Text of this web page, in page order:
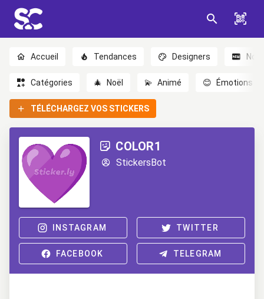
Accueil Tendances Designers
Catégories 🎄 Noël 💫 Animé 😊 Émotions
TÉLÉCHARGEZ VOS STICKERS
COLOR1
StickersBot
INSTAGRAM TWITTER
FACEBOOK TELEGRAM